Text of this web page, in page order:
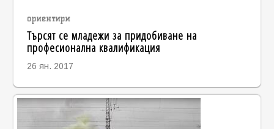
ориентири
Търсят се младежи за придобиване на
професионална квалификация
26 ян. 2017